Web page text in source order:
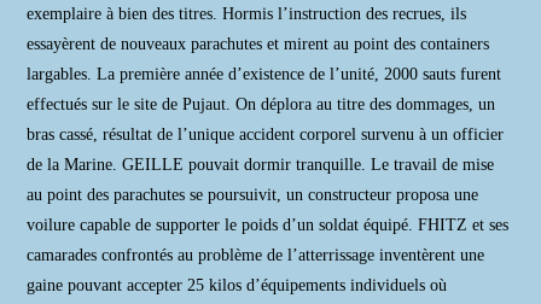
exemplaire à bien des titres. Hormis l’instruction des recrues, ils
essayèrent de nouveaux parachutes et mirent au point des containers
largables. La première année d’existence de l’unité, 2000 sauts furent
effectués sur le site de Pujaut. On déplora au titre des dommages, un
bras cassé, résultat de l’unique accident corporel survenu à un officier
de la Marine. GEILLE pouvait dormir tranquille. Le travail de mise
au point des parachutes se poursuivit, un constructeur proposa une
voilure capable de supporter le poids d’un soldat équipé. FHITZ et ses
camarades confrontés au problème de l’atterrissage inventèrent une
gaine pouvant accepter 25 kilos d’équipements individuels où